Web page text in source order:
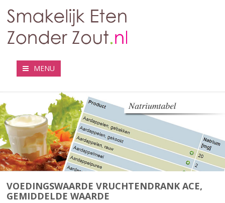
MENU
VOEDINGSWAARDE VRUCHTENDRANK ACE,
GEMIDDELDE WAARDE